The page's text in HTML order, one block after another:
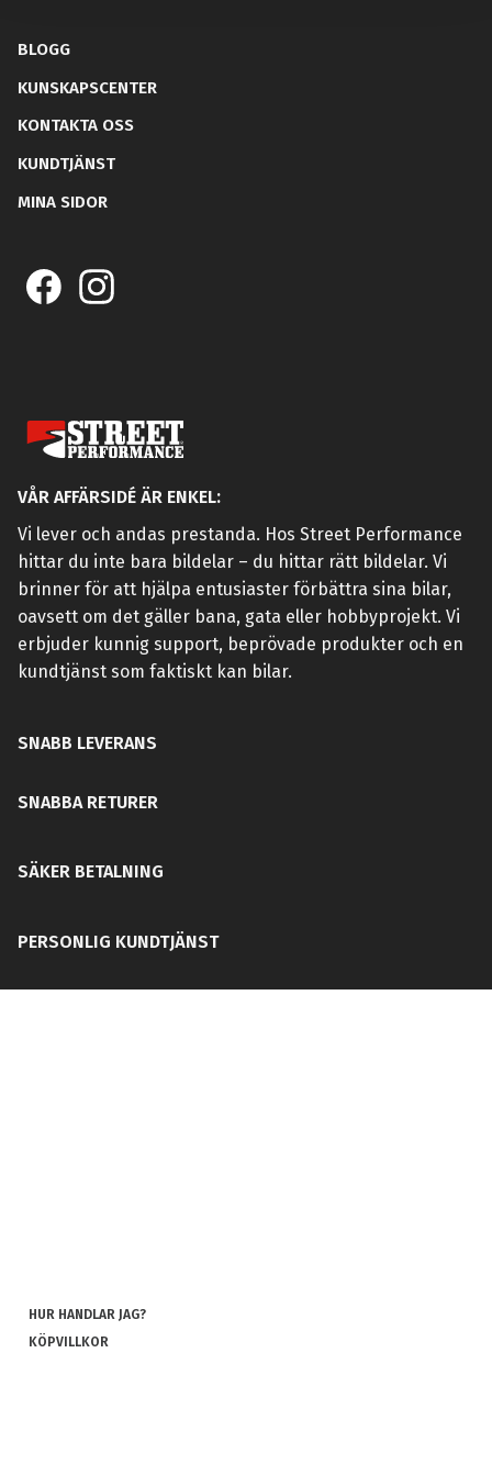
BLOGG
KUNSKAPSCENTER
KONTAKTA OSS
KUNDTJÄNST
MINA SIDOR
VÅR AFFÄRSIDÉ ÄR ENKEL:
Vi lever och andas prestanda. Hos Street Performance
hittar du inte bara bildelar – du hittar rätt bildelar. Vi
brinner för att hjälpa entusiaster förbättra sina bilar,
oavsett om det gäller bana, gata eller hobbyprojekt. Vi
erbjuder kunnig support, beprövade produkter och en
kundtjänst som faktiskt kan bilar.
SNABB LEVERANS
SNABBA RETURER
SÄKER BETALNING
PERSONLIG KUNDTJÄNST
HUR HANDLAR JAG?
KÖPVILLKOR